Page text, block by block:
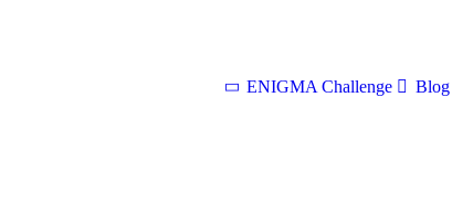
ENIGMA Challenge Blog